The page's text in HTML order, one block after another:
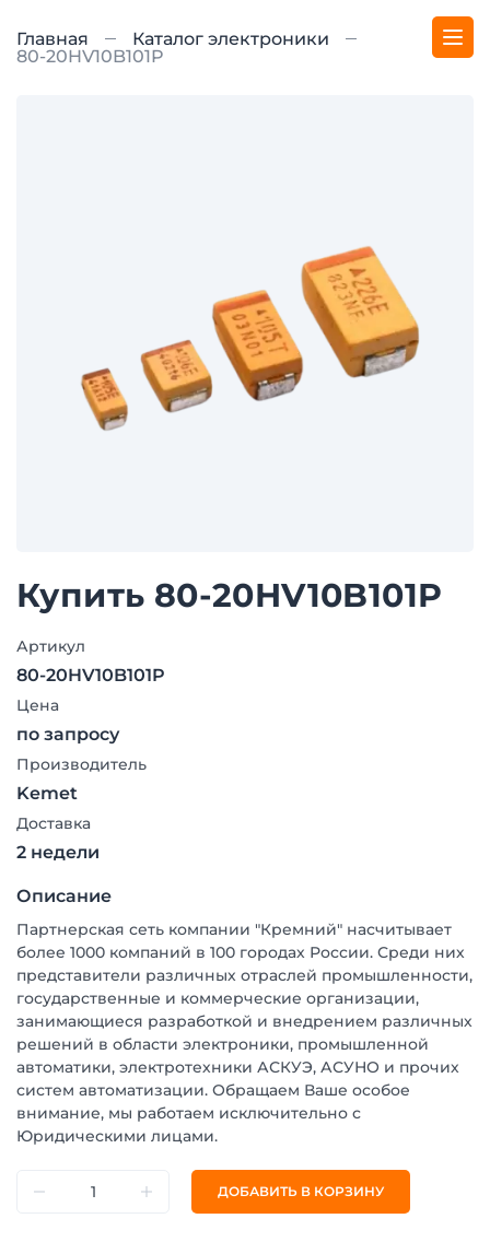
Главная
Каталог электроники
80-20HV10B101P
Купить 80-20HV10B101P
Артикул
80-20HV10B101P
Цена
по запросу
Производитель
Kemet
Доставка
2 недели
Описание
Партнерская сеть компании "Кремний" насчитывает
более 1000 компаний в 100 городах России. Среди них
представители различных отраслей промышленности,
государственные и коммерческие организации,
занимающиеся разработкой и внедрением различных
решений в области электроники, промышленной
автоматики, электротехники АСКУЭ, АСУНО и прочих
систем автоматизации. Обращаем Ваше особое
внимание, мы работаем исключительно с
Юридическими лицами.
ДОБАВИТЬ В КОРЗИНУ